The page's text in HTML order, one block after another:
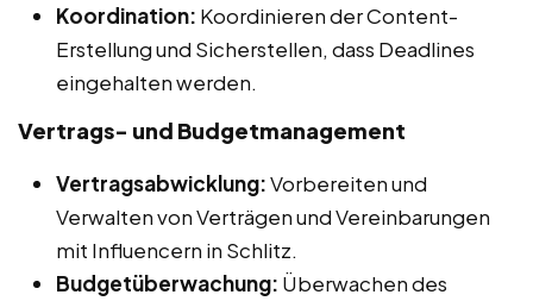
Koordination: Koordinieren der Content-
Erstellung und Sicherstellen, dass Deadlines
eingehalten werden.
Vertrags- und Budgetmanagement
Vertragsabwicklung:Vorbereiten und
Verwalten von Verträgen und Vereinbarungen
mit Influencern in Schlitz.
Budgetüberwachung: Überwachen des